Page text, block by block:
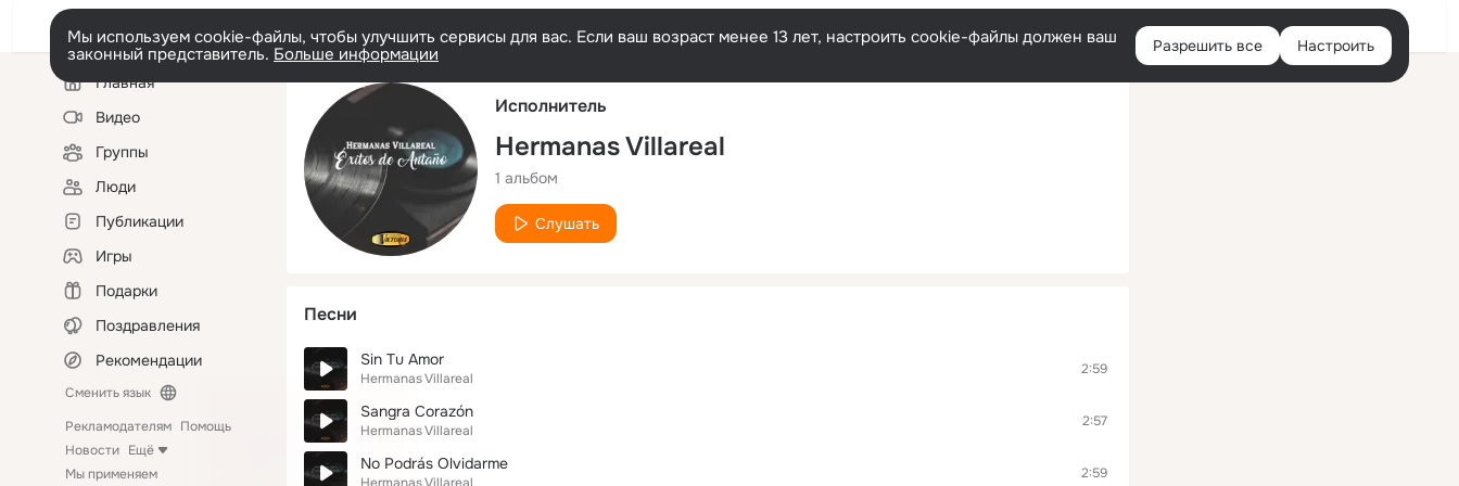
Русский Войти
Мы используем cookie-файлы, чтобы улучшить сервисы для вас. Если ваш возраст менее 13 лет, настроить cookie-файлы должен ваш
законный представитель. Больше информации Разрешить все Настроить
Левая
колонкаГлавная
Видео
Группы
Люди
Публикации
Игры
Подарки
Поздравления
Рекомендации
Сменить язык
Рекламодателям Помощь
Новости Ещё
Мы применяем
Исполнитель
Hermanas Villareal
1 альбом
Слушать
Песни
Sin Tu Amor
Hermanas Villareal
2:59
Sangra Corazón
Hermanas Villareal
2:57
No Podrás Olvidarme 2:59